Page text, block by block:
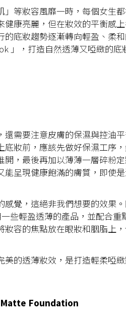
」等妝容風靡一時，每個女生
健康亮麗，但在妝效的平衡感
的底妝趨勢逐漸轉向輕盈、柔
」，打造自然透薄又啞緻的底
還需要注意皮膚的保濕與控油
底妝前，應該先做好保濕工序
開，最後再加以薄薄一層碎粉
能呈現健康飽滿的膚質，即使
感覺，這絕非我們想要的效果
些輕盈透薄的產品，並配合重
妝容的焦點放在眼妝和胭脂上
美的透薄妝效，是打造輕柔啞
Foundation